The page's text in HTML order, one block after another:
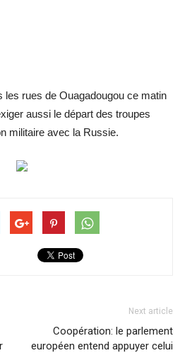
les rues de Ouagadougou ce matin
aussi le départ des troupes
militaire avec la Russie.
Next article
Coopération: le parlement
européen entend appuyer celui